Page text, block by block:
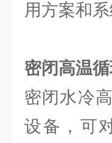
用方案和
密闭高温
密闭水冷
设备，可